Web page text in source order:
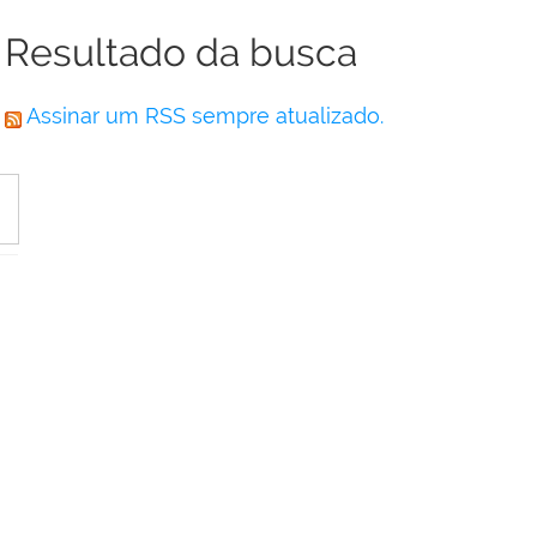
Resultado da busca
Assinar um RSS sempre atualizado.